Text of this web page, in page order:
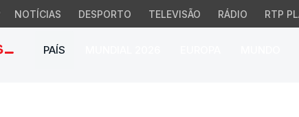
NOTÍCIAS DESPORTO TELEVISÃO RÁDIO RTP
PAÍS
o litoral com